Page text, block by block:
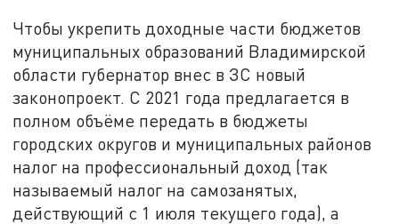
Чтобы укрепить доходные части бюджетов
муниципальных образований Владимирской
области губернатор внес в ЗС новый
законопроект. С 2021 года предлагается в
полном объёме передать в бюджеты
городских округов и муниципальных районов
налог на профессиональный доход (так
называемый налог на самозанятых,
действующий с 1 июля текущего года), а